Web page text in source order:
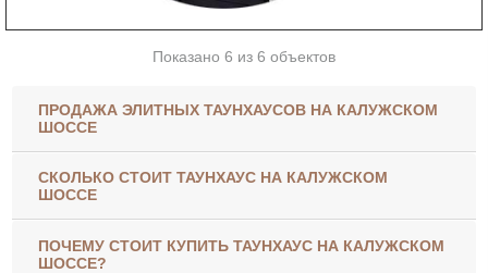
Показано 6 из 6 объектов
ПРОДАЖА ЭЛИТНЫХ ТАУНХАУСОВ НА КАЛУЖСКОМ
ШОССЕ
СКОЛЬКО СТОИТ ТАУНХАУС НА КАЛУЖСКОМ
ШОССЕ
ПОЧЕМУ СТОИТ КУПИТЬ ТАУНХАУС НА КАЛУЖСКОМ
ШОССЕ?